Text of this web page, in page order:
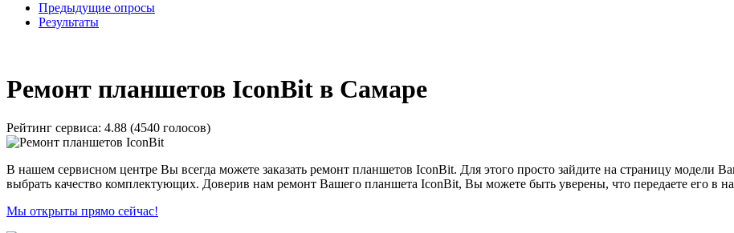
Предыдущие опросы
Результаты
Ремонт планшетов IconBit в Самаре
Рейтинг сервиса: 4.88 (4540 голосов)
В нашем сервисном центре Вы всегда можете заказать ремонт планшетов IconBit. Для этого просто зайдите на страницу модели
выбрать качество комплектующих. Доверив нам ремонт Вашего планшета IconBit, Вы можете быть уверены, что передаете его в
Мы открыты прямо сейчас!